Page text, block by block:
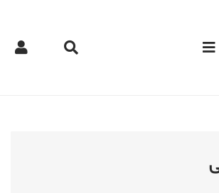
- حمله قلبی